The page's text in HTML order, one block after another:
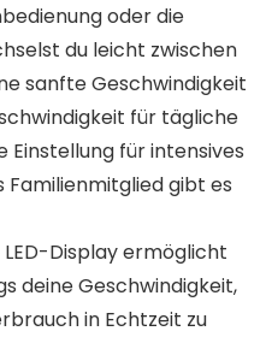
oder die
du leicht zwischen
sanfte Geschwindigkeit
für tägliche
Einstellung für intensives
Familienmitglied gibt es
LED-Display ermöglicht
deine Geschwindigkeit,
in Echtzeit zu